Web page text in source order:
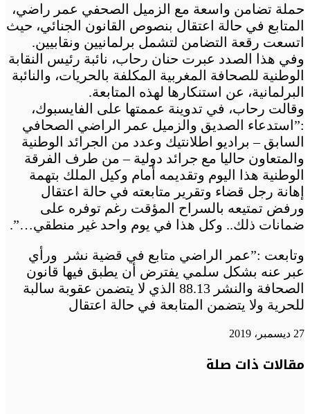
حملة تضامن واسعة مع الزميل الصحفي عمر راضي،
المتابع في حالة اعتقال بنصوص القانون الجنائي، حيث
اتسعت رقعة التضامن لتشمل برلمانيين ونقابيين.
وفي هذا الصدد عبرت حنان رحاب، نائبة رئيس النقابة
الوطنية للصحافة المغربية المكلفة بالحريات، والنائبة
البرلمانية، عن استنكارها لهذه المتابعة.
وقالت رحاب، في تدوينة عممتها على الفايسبوك،
:”استدعاء الصديق والزميل عمر الراضي الصحافي
السابق – براديو اطلانتيك وعدد من الجرائد الوطنية
والمتعاون حاليا مع جرائد دولية – من طرف الفرقة
الوطنية هذا اليوم وتقديمه أمام وكيل الملك بتهمة
إهانة رجل قضاء وتقرير متابعته في حالة اعتقال
ورفض تمتيعه بالسراح المؤقت رغم توفره على
ضمانات ذلك.. وكل هذا في يوم واحد غير منطقي…”.
وتابعت :”عمر الراضي متابع في قضية نشر ورأي
عبر عنه بشكل سلمي يفترض أن يطبق فيها قانون
الصحافة والنشر 88.13 الذي لا يتضمن عقوبة سالبة
للحرية ولا يتضمن المتابعة في حالة اعتقال
27 ديسمبر، 2019
عبر
البريد
مقالات ذات صلة